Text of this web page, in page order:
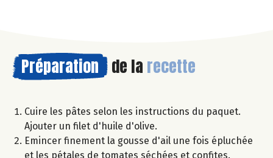
Préparation de la recette
Cuire les pâtes selon les instructions du paquet.
Ajouter un filet d'huile d'olive.
Emincer finement la gousse d'ail une fois épluchée
et les pétales de tomates séchées et confites.